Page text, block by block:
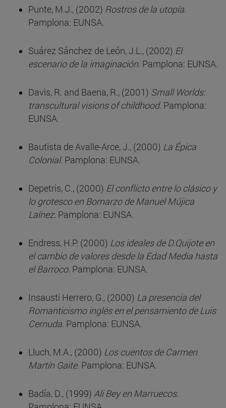
Punte, M.J., (2002) Rostros de la utopía.
Pamplona: EUNSA.
Suárez Sánchez de León, J.L., (2002) El
escenario de la imaginación. Pamplona: EUNSA.
Davis, R. and Baena, R., (2001) Small Worlds:
transcultural visions of childhood. Pamplona:
EUNSA.
Bautista de Avalle-Arce, J., (2000) La Épica
Colonial. Pamplona: EUNSA.
Depetris, C., (2000) El conflicto entre lo clásico y
lo grotesco en Bomarzo de Manuel Mújica
Laínez. Pamplona: EUNSA.
Endress, H.P. (2000) Los ideales de D.Quijote en
el cambio de valores desde la Edad Media hasta
el Barroco. Pamplona: EUNSA.
Insausti Herrero, G., (2000) La presencia del
Romanticismo inglés en el pensamiento de Luis
Cernuda. Pamplona: EUNSA.
Lluch, M.A., (2000) Los cuentos de Carmen
Martín Gaite. Pamplona: EUNSA.
Badía, D., (1999) Ali Bey en Marruecos.